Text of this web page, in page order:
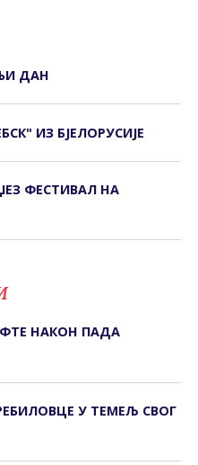
ДАН
ИЗ БЈЕЛОРУСИЈЕ
ФЕСТИВАЛ НА
НАКОН ПАДА
У ТЕМЕЉ СВОГ